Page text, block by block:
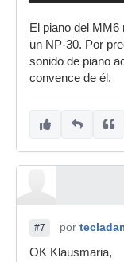
El piano del MM6
un NP-30. Por
sonido de piano
convence de él.
#7 por
OK Klausmaria,